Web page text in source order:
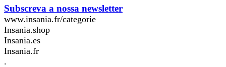
Subscreva a nossa newsletter
www.insania.fr/categorie
Insania.shop
Insania.es
Insania.fr
.